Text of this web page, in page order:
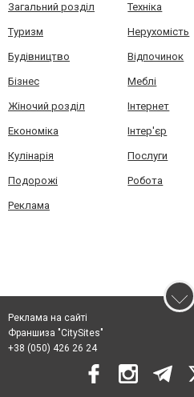
Загальний розділ Техніка
Туризм Нерухомість
Будівництво Відпочинок
Бізнес Меблі
Жіночий розділ Інтернет
Економіка Інтер'єр
Кулінарія Послуги
Подорожі Робота
Реклама
Реклама на сайті
Франшиза "CitySites"
+38 (050) 426 26 24